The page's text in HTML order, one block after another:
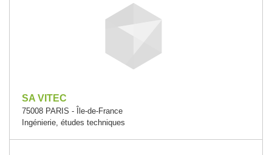
SA VITEC
75008 PARIS - Île-de-France
Ingénierie, études techniques